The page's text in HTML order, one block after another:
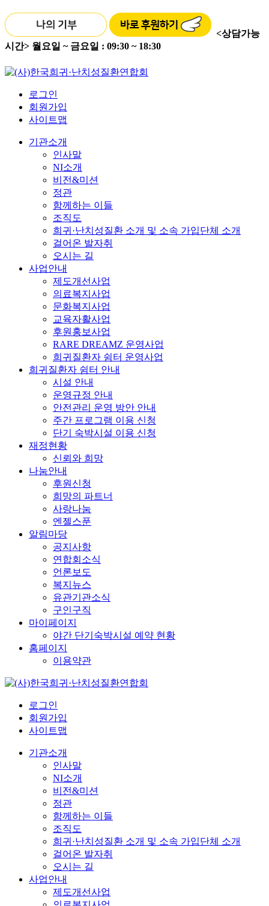
<상담가능
시간> 월요일 ~ 금요일 : 09:30 ~ 18:30
로그인
회원가입
사이트맵
기관소개
인사말
NI소개
비전&미션
정관
함께하는 이들
조직도
희귀·난치성질환 소개 및 소속 가입단체 소개
걸어온 발자취
오시는 길
사업안내
제도개선사업
의료복지사업
문화복지사업
교육자활사업
후원홍보사업
RARE DREAMZ 운영사업
희귀질환자 쉼터 운영사업
희귀질환자 쉼터 안내
시설 안내
운영규정 안내
안전관리 운영 방안 안내
주간 프로그램 이용 신청
단기 숙박시설 이용 신청
재정현황
신뢰와 희망
나눔안내
후원신청
희망의 파트너
사랑나눔
엔젤스푼
알림마당
공지사항
연합회소식
언론보도
복지뉴스
유관기관소식
구인구직
마이페이지
야간 단기숙박시설 예약 현황
홈페이지
이용약관
로그인
회원가입
사이트맵
기관소개
인사말
NI소개
비전&미션
정관
함께하는 이들
조직도
희귀·난치성질환 소개 및 소속 가입단체 소개
걸어온 발자취
오시는 길
사업안내
제도개선사업